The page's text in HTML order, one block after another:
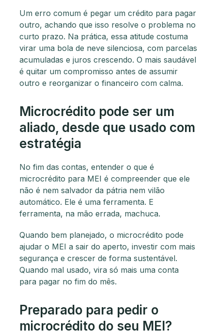
Um erro comum é pegar um crédito para pagar
outro, achando que isso resolve o problema no
curto prazo. Na prática, essa atitude costuma
virar uma bola de neve silenciosa, com parcelas
acumuladas e juros crescendo. O mais saudável
é quitar um compromisso antes de assumir
outro e reorganizar o financeiro com calma.
Microcrédito pode ser um
aliado, desde que usado com
estratégia
No fim das contas, entender o que é
microcrédito para MEI é compreender que ele
não é nem salvador da pátria nem vilão
automático. Ele é uma ferramenta. E
ferramenta, na mão errada, machuca.
Quando bem planejado, o microcrédito pode
ajudar o MEI a sair do aperto, investir com mais
segurança e crescer de forma sustentável.
Quando mal usado, vira só mais uma conta
para pagar no fim do mês.
Preparado para pedir o
microcrédito do seu MEI?